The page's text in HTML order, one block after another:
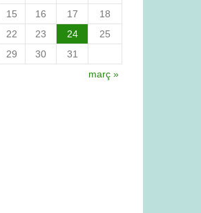
15 16 17
18
22 23 24
25
29 30
31
març »